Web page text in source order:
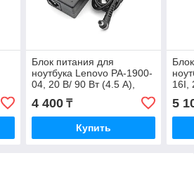
Блок питания для
ноутбука Lenovo PA-1900-
04, 20 В/ 90 Вт (4.5 А),
5.5/2.5 мм, Verton
4 400₸
Купить
16I,
5